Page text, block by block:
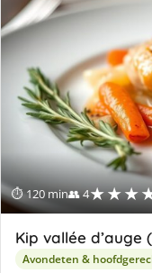
⏱ 120 min👥 4
Kip vallée
Avondeten &